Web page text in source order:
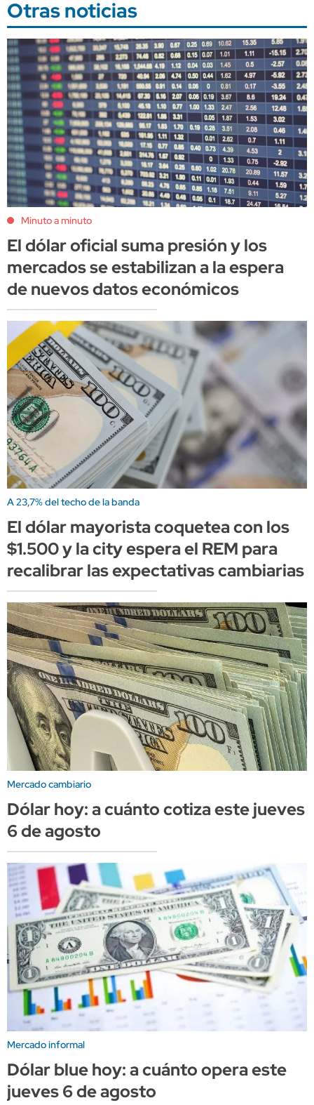
Otras noticias
Minuto a minuto
El dólar oficial suma presión y los
mercados se estabilizan a la espera
de nuevos datos económicos
A 23,7% del techo de la banda
El dólar mayorista coquetea con los
$1.500 y la city espera el REM para
recalibrar las expectativas cambiarias
Mercado cambiario
Dólar hoy: a cuánto cotiza este jueves
6 de agosto
Mercado informal
Dólar blue hoy: a cuánto opera este
jueves 6 de agosto